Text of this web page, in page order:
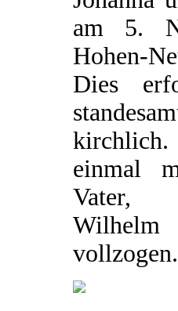
am 5.
Hohen-
Dies
einmal
Vater,
vollzogen.